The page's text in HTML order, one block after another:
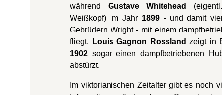
während Gustave Whitehead
Weißkopf) im Jahr 1899- und damit
Gebrüdern Wright - mit einem
fliegt.
Louis Gagnon Rosslandzeigt in
1902 sogar einen dampfbetriebenen
abstürzt.
Im viktorianischen Zeitalter gibt es noch